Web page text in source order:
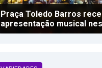
Praça Toledo Barros
apresentação musical